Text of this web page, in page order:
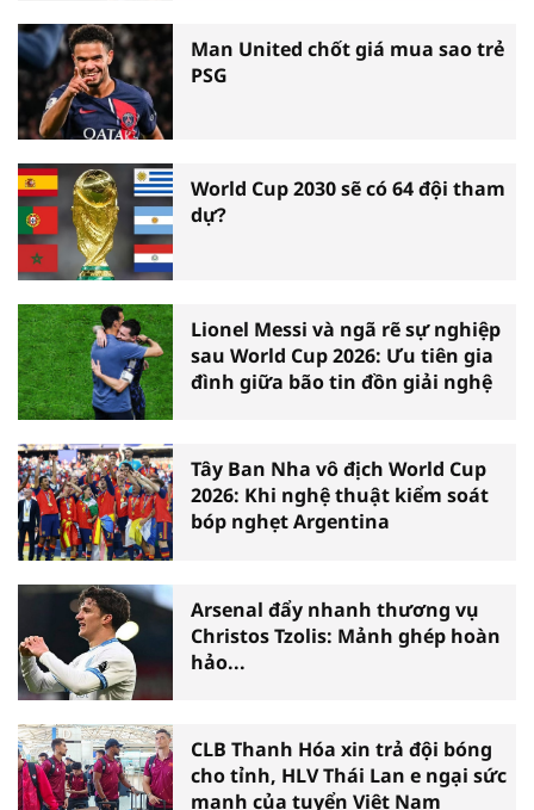
Man United chốt giá mua sao trẻ
PSG
World Cup 2030 sẽ có 64 đội tham
dự?
Lionel Messi và ngã rẽ sự nghiệp
sau World Cup 2026: Ưu tiên gia
đình giữa bão tin đồn giải nghệ
Tây Ban Nha vô địch World Cup
2026: Khi nghệ thuật kiểm soát
bóp nghẹt Argentina
Arsenal đẩy nhanh thương vụ
Christos Tzolis: Mảnh ghép hoàn
hảo...
CLB Thanh Hóa xin trả đội bóng
cho tỉnh, HLV Thái Lan e ngại sức
mạnh của tuyển Việt Nam